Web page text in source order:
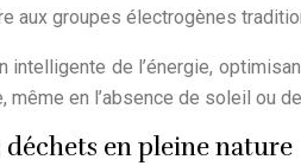
aux groupes électrogènes
intelligente de l’énergie,
en l’absence de soleil ou
déchets en pleine nature